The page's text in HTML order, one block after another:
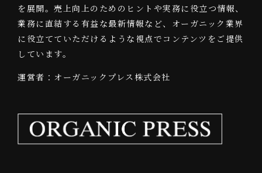
を展開。売上向上のためのヒントや実務に役立つ情報、
業務に直結する有益な最新情報など、オーガニック業界
に役立てていただけるような視点でコンテンツをご提供
しています。
運営者：オーガニックプレス株式会社